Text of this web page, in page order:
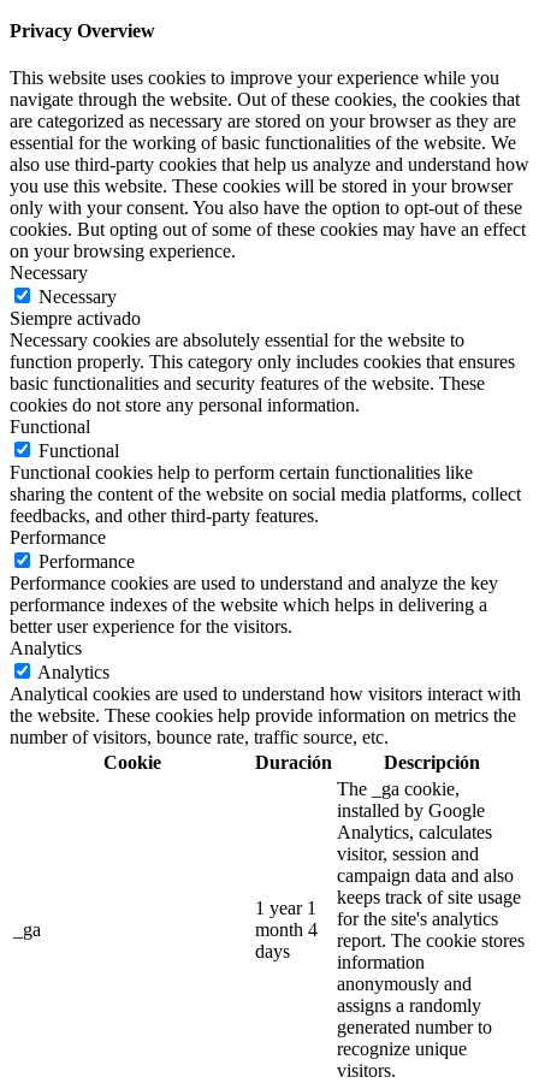
Privacy Overview
This website uses cookies to improve your experience while you
navigate through the website. Out of these cookies, the cookies that
are categorized as necessary are stored on your browser as they are
essential for the working of basic functionalities of the website. We
also use third-party cookies that help us analyze and understand how
you use this website. These cookies will be stored in your browser
only with your consent. You also have the option to opt-out of these
cookies. But opting out of some of these cookies may have an effect
on your browsing experience.
Necessary
Necessary
Siempre activado
Necessary cookies are absolutely essential for the website to
function properly. This category only includes cookies that ensures
basic functionalities and security features of the website. These
cookies do not store any personal information.
Functional
Functional
Functional cookies help to perform certain functionalities like
sharing the content of the website on social media platforms, collect
feedbacks, and other third-party features.
Performance
Performance
Performance cookies are used to understand and analyze the key
performance indexes of the website which helps in delivering a
better user experience for the visitors.
Analytics
Analytics
Analytical cookies are used to understand how visitors interact with
the website. These cookies help provide information on metrics the
number of visitors, bounce rate, traffic source, etc.
Cookie
Duración Descripción
_ga
1 year 1
month 4
days
The _ga cookie,
installed by Google
Analytics, calculates
visitor, session and
campaign data and also
keeps track of site usage
for the site's analytics
report. The cookie stores
information
anonymously and
assigns a randomly
generated number to
recognize unique
visitors.